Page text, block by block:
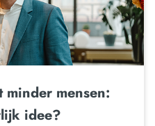
minder mensen:
idee?